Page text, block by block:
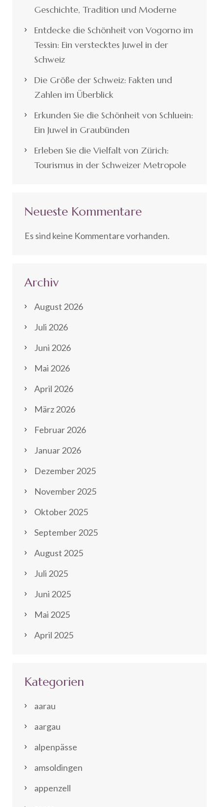
Geschichte, Tradition und Moderne
Entdecke die Schönheit von Vogorno im
Tessin: Ein verstecktes Juwel in der
Schweiz
Die Größe der Schweiz: Fakten und
Zahlen im Überblick
Erkunden Sie die Schönheit von Schluein:
Ein Juwel in Graubünden
Erleben Sie die Vielfalt von Zürich:
Tourismus in der Schweizer Metropole
Neueste Kommentare
Es sind keine Kommentare vorhanden.
Archiv
August 2026
Juli 2026
Juni 2026
Mai 2026
April 2026
März 2026
Februar 2026
Januar 2026
Dezember 2025
November 2025
Oktober 2025
September 2025
August 2025
Juli 2025
Juni 2025
Mai 2025
April 2025
Kategorien
aarau
aargau
alpenpässe
amsoldingen
appenzell